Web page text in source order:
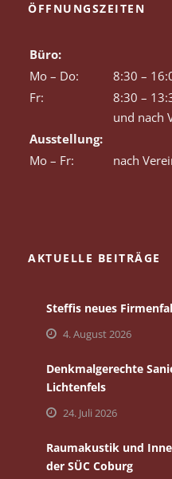
ÖFFNUNGSZEITEN
Büro:
Mo – Do:
8:30 –
Fr:
8:30 –
und nach
Ausstellung:
Mo – Fr:
nach
AKTUELLE BEITRÄGE
Steffis neues
4. August 2026
Denkmalgerechte
Lichtenfels
24. Juli 2026
Raumakustik und
der SÜC Coburg